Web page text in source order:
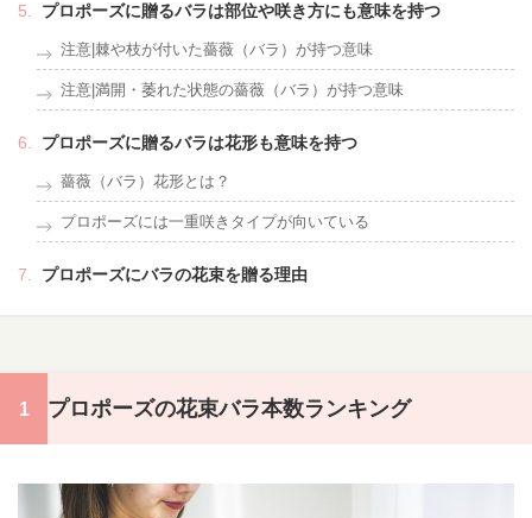
プロポーズに贈るバラは部位や咲き方にも意味を持つ
注意|棘や枝が付いた薔薇（バラ）が持つ意味
注意|満開・萎れた状態の薔薇（バラ）が持つ意味
プロポーズに贈るバラは花形も意味を持つ
薔薇（バラ）花形とは？
プロポーズには一重咲きタイプが向いている
プロポーズにバラの花束を贈る理由
プロポーズの花束バラ本数ランキング